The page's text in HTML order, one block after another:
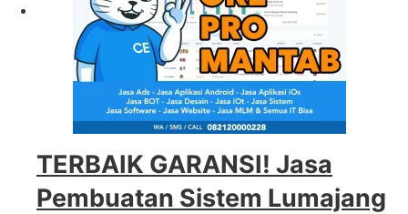
TERBAIK GARANSI! Jasa
Pembuatan Sistem Lumajang